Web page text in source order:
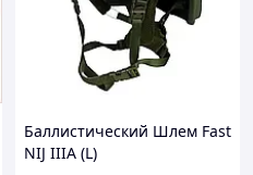
Баллистический Шлем Fast
NIJ IIIA (L)